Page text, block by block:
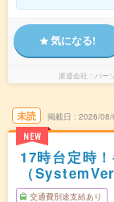
気になる!
派遣会社 パー
未読
NEW
掲載日 2026/08/
17時台定時
（
交通費別途支給あり